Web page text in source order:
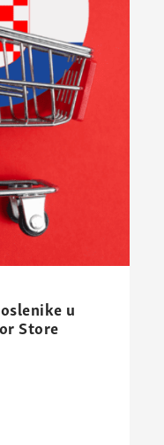
u
Store